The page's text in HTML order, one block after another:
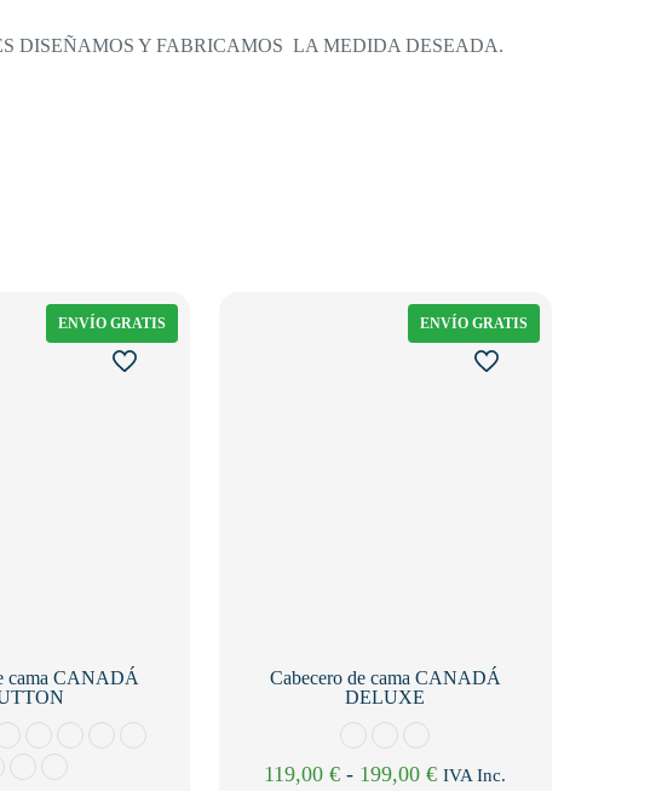
DISEÑAMOS Y FABRICAMOS LA MEDIDA DESEADA.
ENVÍO GRATIS
cama CANADÁ
ENVÍO GRATIS
Cabecero de cama CANADÁ
DELUXE
119,00€ - 199,00€Rango
IVA Inc.